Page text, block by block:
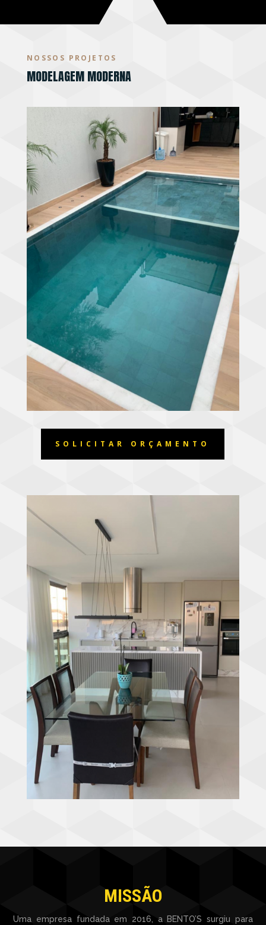
NOSSOS PROJETOS
MODELAGEM MODERNA
SOLICITAR ORÇAMENTO
MISSÃO
Uma empresa fundada em 2016, a BENTO’S surgiu para